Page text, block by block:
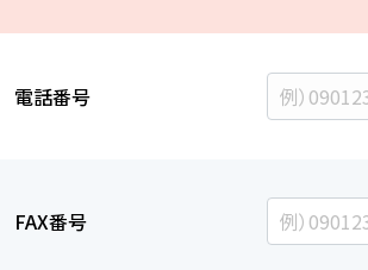
電話番号
FAX番号